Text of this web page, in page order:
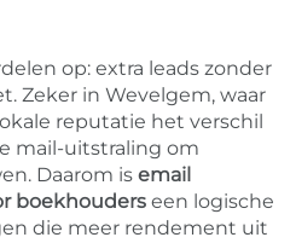
op: extra leads zonder
Zeker in Wevelgem, waar
reputatie het verschil
mail-uitstraling om
Daarom is email
boekhouders een logische
die meer rendement uit